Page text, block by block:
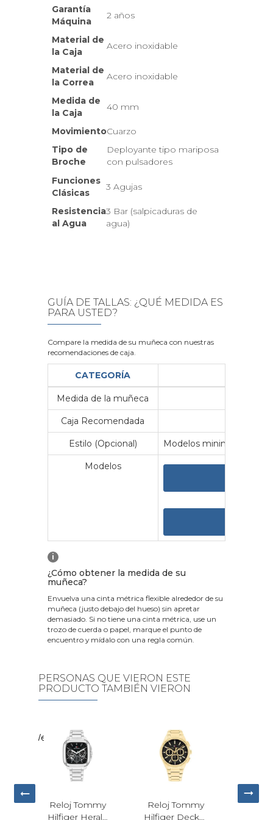
Garantía
Máquina
2 años
Material de
la Caja
Acero inoxidable
Material de
la Correa
Acero inoxidable
Medida de
la Caja
40 mm
MovimientoCuarzo
Tipo de
Broche
Deployante tipo mariposa
con pulsadores
Funciones
Clásicas
3 Agujas
Resistencia
al Agua
3 Bar (salpicaduras de
agua)
GUÍA DE TALLAS: ¿QUÉ MEDIDA ES
PARA USTED?
Compare la medida de su muñeca con nuestras
recomendaciones de caja.
CATEGORÍA
Medida de la muñeca
Caja Recomendada
Estilo (Opcional) Modelos minimalistas y
Modelos
i
¿Cómo obtener la medida de su
muñeca?
Envuelva una cinta métrica flexible alrededor de su
muñeca (justo debajo del hueso) sin apretar
demasiado. Si no tiene una cinta métrica, use un
trozo de cuerda o papel, marque el punto de
encuentro y mídalo con una regla común.
PERSONAS QUE VIERON ESTE
PRODUCTO TAMBIÉN VIERON
Tommy
Decker
Reloj Tommy
Hilfiger Hudson
Reloj Certina
Hombre
$64.30